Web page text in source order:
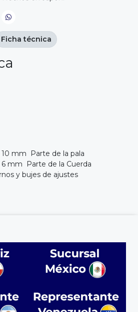
mm Parte de la pala
mm Parte de la Cuerda
y bujes de ajustes
Ficha técnica